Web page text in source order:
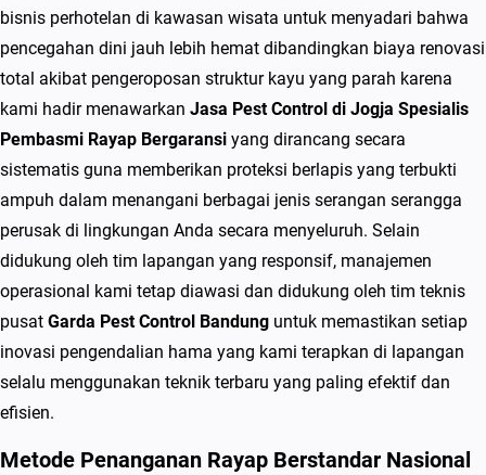
bisnis perhotelan di kawasan wisata untuk menyadari bahwa
pencegahan dini jauh lebih hemat dibandingkan biaya renovasi
total akibat pengeroposan struktur kayu yang parah karena
kami hadir menawarkan Jasa Pest Control di Jogja Spesialis
Pembasmi Rayap Bergaransi yang dirancang secara
sistematis guna memberikan proteksi berlapis yang terbukti
ampuh dalam menangani berbagai jenis serangan serangga
perusak di lingkungan Anda secara menyeluruh. Selain
didukung oleh tim lapangan yang responsif, manajemen
operasional kami tetap diawasi dan didukung oleh tim teknis
pusat Garda Pest Control Bandung untuk memastikan setiap
inovasi pengendalian hama yang kami terapkan di lapangan
selalu menggunakan teknik terbaru yang paling efektif dan
efisien.
Metode Penanganan Rayap Berstandar Nasional